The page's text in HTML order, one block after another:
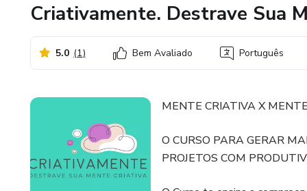
Criativamente. Destrave Sua
5.0 (1) Bem Avaliado Português
MENTE CRIATIVA X
O CURSO PARA GERAR
PROJETOS COM